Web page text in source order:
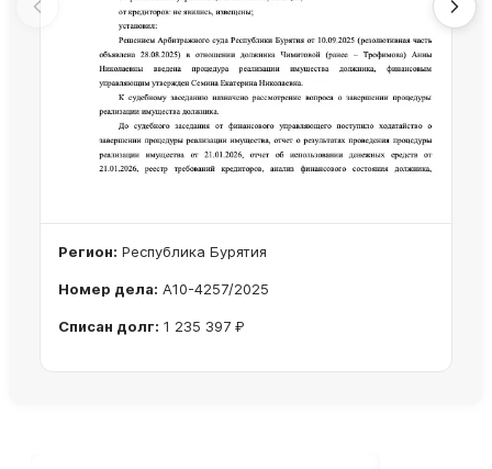
Регион: Республика Бурятия
Номер дела: А10-4257/2025
Списан долг: 1 235 397 ₽